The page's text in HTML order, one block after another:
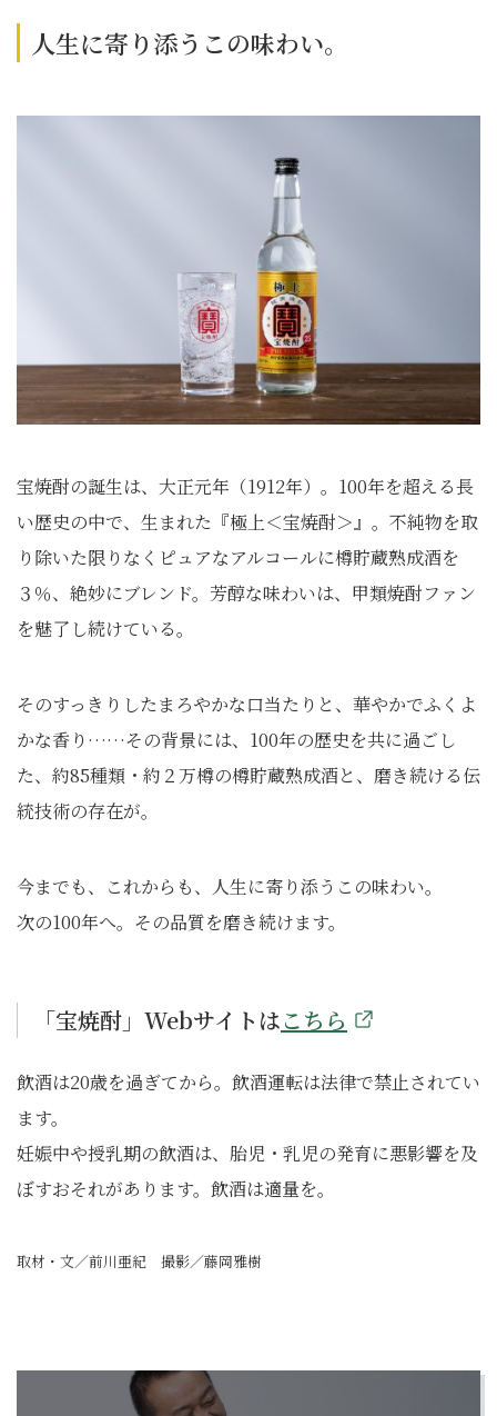
人生に寄り添うこの味わい。
宝焼酎の誕生は、大正元年（1912年）。100年を超える長
い歴史の中で、生まれた『極上＜宝焼酎＞』。不純物を取
り除いた限りなくピュアなアルコールに樽貯蔵熟成酒を
３％、絶妙にブレンド。芳醇な味わいは、甲類焼酎ファン
を魅了し続けている。
そのすっきりしたまろやかな口当たりと、華やかでふくよ
かな香り……その背景には、100年の歴史を共に過ごし
た、約85種類・約２万樽の樽貯蔵熟成酒と、磨き続ける伝
統技術の存在が。
今までも、これからも、人生に寄り添うこの味わい。
次の100年へ。その品質を磨き続けます。
「宝焼酎」Webサイトはこちら
飲酒は20歳を過ぎてから。飲酒運転は法律で禁止されてい
ます。
妊娠中や授乳期の飲酒は、胎児・乳児の発育に悪影響を及
ぼすおそれがあります。飲酒は適量を。
取材・文／前川亜紀 撮影／藤岡雅樹